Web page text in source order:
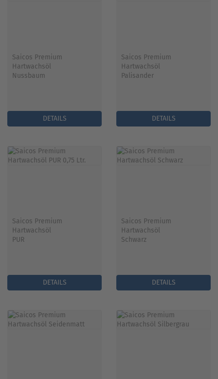
Saicos Premium
Hartwachsöl
Nussbaum
DETAILS
Saicos Premium
Hartwachsöl
Palisander
DETAILS
Saicos Premium
Hartwachsöl
PUR
DETAILS
Saicos Premium
Hartwachsöl
Schwarz
DETAILS